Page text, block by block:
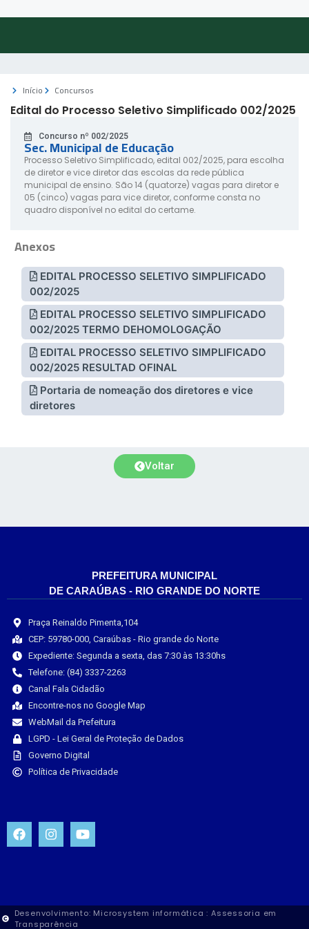
Início
Concursos
Edital do Processo Seletivo Simplificado 002/2025
Concurso nº 002/2025
Sec. Municipal de Educação
Processo Seletivo Simplificado, edital 002/2025, para escolha
de diretor e vice diretor das escolas da rede pública
municipal de ensino. São 14 (quatorze) vagas para diretor e
05 (cinco) vagas para vice diretor, conforme consta no
quadro disponível no edital do certame.
Anexos
EDITAL PROCESSO SELETIVO SIMPLIFICADO
002/2025
EDITAL PROCESSO SELETIVO SIMPLIFICADO
002/2025 TERMO DEHOMOLOGAÇÃO
EDITAL PROCESSO SELETIVO SIMPLIFICADO
002/2025 RESULTAD OFINAL
Portaria de nomeação dos diretores e vice
diretores
Voltar
PREFEITURA MUNICIPAL
DE CARAÚBAS - RIO GRANDE DO NORTE
Praça Reinaldo Pimenta,104
CEP: 59780-000, Caraúbas - Rio grande do Norte
Expediente: Segunda a sexta, das 7:30 às 13:30hs
Telefone: (84) 3337-2263
Canal Fala Cidadão
Encontre-nos no Google Map
WebMail da Prefeitura
LGPD - Lei Geral de Proteção de Dados
Governo Digital
Política de Privacidade
Desenvolvimento: Microsystem informática : Assessoria em
Transparência